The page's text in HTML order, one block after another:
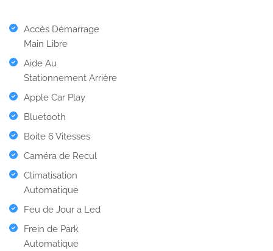
Accès Démarrage
Main Libre
Aide Au
Stationnement Arrière
Apple Car Play
Bluetooth
Boite 6 Vitesses
Caméra de Recul
Climatisation
Automatique
Feu de Jour a Led
Frein de Park
Automatique